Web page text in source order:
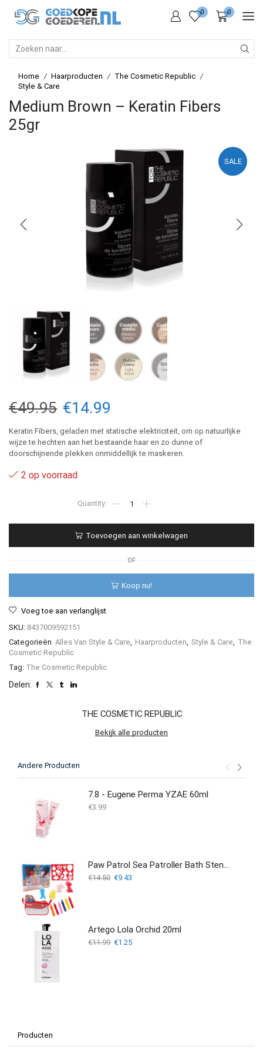
0 0
Home / Haarproducten / The Cosmetic Republic /
Style & Care
Medium Brown – Keratin Fibers
25gr
SALE
€49.95 Oorspronkelijke
prijs
was:
€49.95.
€14.99
prijs
is:
Keratin Fibers, geladen met statische elektriciteit, om op natuurlijke
wijze te hechten aan het bestaande haar en zo dunne of
doorschijnende plekken onmiddellijk te maskeren.
2 op voorraad
brown
Fibers
25gr
aantal
Toevoegen aan winkelwagen
OF
Koop nu!
Voeg toe aan verlanglijst
SKU: 8437009592151
Categorieën Alles Van Style & Care, Haarproducten, Style & Care, The
Cosmetic Republic
Tag: The Cosmetic Republic
Delen:
THE COSMETIC REPUBLIC
Bekijk alle producten
Andere Producten
7.8 - Eugene Perma YZAE 60ml
€3.99
Paw Patrol Sea Patroller Bath Stencil Set - BADTIJD STENCIL SET
€14.50 Oorspronkelijke
€9.43
Artego Lola Orchid 20ml
€11.99 Oorspronkelijke
€1.25Huidige
Producten